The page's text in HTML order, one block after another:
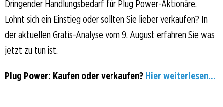
Dringender Handlungsbedarf für Plug Power-Aktionäre.
Lohnt sich ein Einstieg oder sollten Sie lieber verkaufen? In
der aktuellen Gratis-Analyse vom 9. August erfahren Sie was
jetzt zu tun ist.
Plug Power: Kaufen oder verkaufen? Hier weiterlesen...